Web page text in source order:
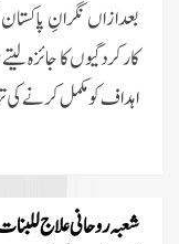
بعدازاں نگرانِ
کارکردگیوں کا جائزہ
اہداف کو مکمل کرنے کی
شعبہ روحانی علاج